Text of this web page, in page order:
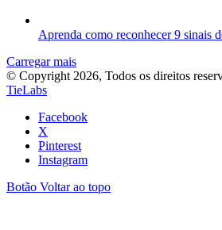
Aprenda como reconhecer 9 sinais
Carregar mais
© Copyright 2026, Todos os direitos
TieLabs
Facebook
X
Pinterest
Instagram
Botão Voltar ao topo